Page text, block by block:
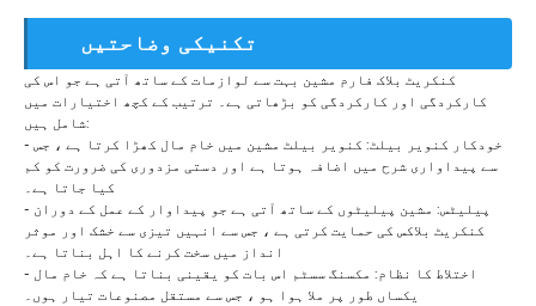
تکنیکی وضاحتیں
کنکریٹ بلاک فارم مشین بہت سے لوازمات کے ساتھ آتی ہے جو اس کی
کارکردگی اور کارکردگی کو بڑھاتی ہے۔ ترتیب کے کچھ اختیارات میں
شامل ہیں:
- خودکار کنویر بیلٹ: کنویر بیلٹ مشین میں خام مال کھڑا کرتا ہے ، جس
سے پیداواری شرح میں اضافہ ہوتا ہے اور دستی مزدوری کی ضرورت کو کم
کیا جاتا ہے۔
- پیلیٹس: مشین پیلیٹوں کے ساتھ آتی ہے جو پیداوار کے عمل کے دوران
کنکریٹ بلاکس کی حمایت کرتی ہے ، جس سے انہیں تیزی سے خشک اور موثر
انداز میں سخت کرنے کا اہل بناتا ہے۔
- اختلاط کا نظام: مکسنگ سسٹم اس بات کو یقینی بناتا ہے کہ خام مال
یکساں طور پر ملا ہوا ہو ، جس سے مستقل مصنوعات تیار ہوں۔